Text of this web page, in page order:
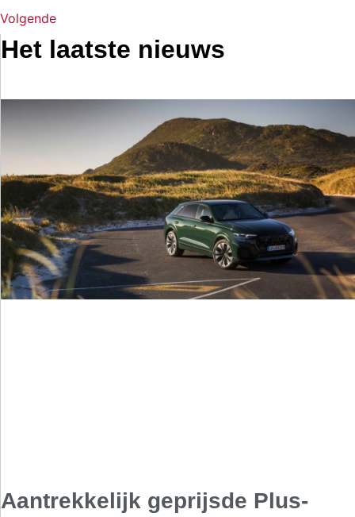
Volgende
Het laatste nieuws
Aantrekkelijk geprijsde Plus-